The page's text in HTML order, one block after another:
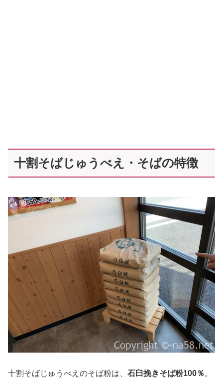
十割そばじゅうべえ・そばの特徴
十割そばじゅうべえのそば粉は、 石臼挽きそば粉100％ 。